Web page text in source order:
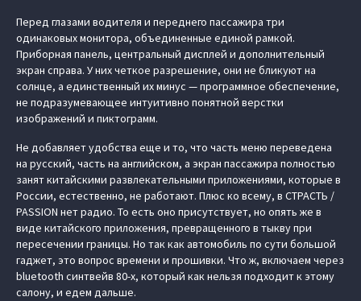
Перед глазами водителя и переднего пассажира три
одинаковых монитора, объединенные единой рамкой.
Приборная панель, центральный дисплей и дополнительный
экран справа. У них четкое разрешение, они не бликуют на
солнце, а единственный их минус — программное обеспечение,
не подразумевающее интуитивно понятной верстки
изображений и пиктограмм.
Не добавляет удобства еще и то, что часть меню переведена
на русский, часть на английском, а экран пассажира полностью
занят китайскими развлекательными приложениями, которые в
России, естественно, не работают. Плюс ко всему, в СТРАСТЬ /
PASSION нет радио. То есть оно присутствует, но опять же в
виде китайского приложения, превращенного в тыкву при
пересечении границы. Но так как автомобиль по сути большой
гаджет, это вопрос времени и прошивки. Что ж, включаем через
bluetooth синтвейв 80-х, который как нельзя подходит к этому
салону, и едем дальше.